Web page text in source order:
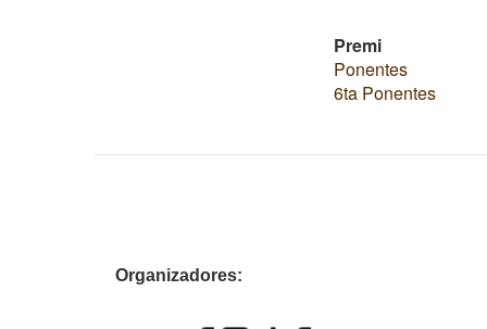
Premi
Ponentes
6ta Ponentes